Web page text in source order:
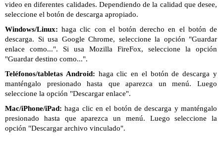
video en diferentes calidades. Dependiendo de la calidad que desee,
seleccione el botón de descarga apropiado.
Windows/Linux: haga clic con el botón derecho en el botón de
descarga. Si usa Google Chrome, seleccione la opción "Guardar
enlace como...". Si usa Mozilla FireFox, seleccione la opción
"Guardar destino como...".
Teléfonos/tabletas Android: haga clic en el botón de descarga y
manténgalo presionado hasta que aparezca un menú. Luego
seleccione la opción "Descargar enlace".
Mac/iPhone/iPad: haga clic en el botón de descarga y manténgalo
presionado hasta que aparezca un menú. Luego seleccione la
opción "Descargar archivo vinculado".